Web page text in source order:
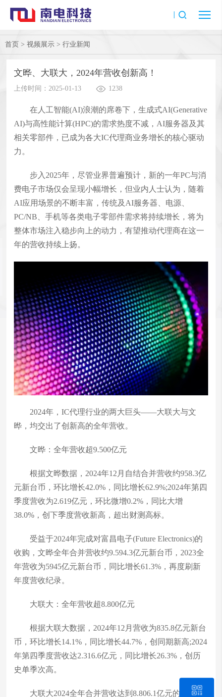
首页 > 视频展示 > 行业新闻
文晔、大联大，2024年营收创新高！
上传时间：2025-01-13 1238
在人工智能(AI)浪潮的席卷下，生成式AI(Generative
AI)与高性能计算(HPC)的需求热度不减，AI服务器及其
相关零部件，已成为各大IC代理商业务增长的核心驱动
力。
步入2025年，尽管业界普遍预计，新的一年PC与消
费电子市场仅会呈现小幅增长，但业内人士认为，随着
AI应用场景的不断丰富，传统及AI服务器、电源、
PC/NB、手机等各类电子零部件需求将持续增长，将为
整体市场注入稳步向上的动力，有望推动代理商在这一
年的营收持续上扬。
2024年，IC代理行业的两大巨头——大联大与文
晔，均交出了创新高的全年营收。
文晔：全年营收超9.500亿元
根据文晔数据，2024年12月自结合并营收约958.3亿
元新台币，环比增长42.0%，同比增长62.9%;2024年第四
季度营收为2.619亿元，环比微增0.2%，同比大增
38.0%，创下季度营收新高，超出财测高标。
受益于2024年完成对富昌电子(Future Electronics)的
收购，文晔全年合并营收约9.594.3亿元新台币，2023全
年营收为5945亿元新台币，同比增长61.3%，再度刷新
年度营收纪录。
大联大：全年营收超8.800亿元
根据大联大数据，2024年12月营收为835.8亿元新台
币，环比增长14.1%，同比增长44.7%，创同期新高;2024
年第四季度营收达2.316.6亿元，同比增长26.3%，创历
史单季次高。
大联大2024全年合并营收达到8.806.1亿元的历史新